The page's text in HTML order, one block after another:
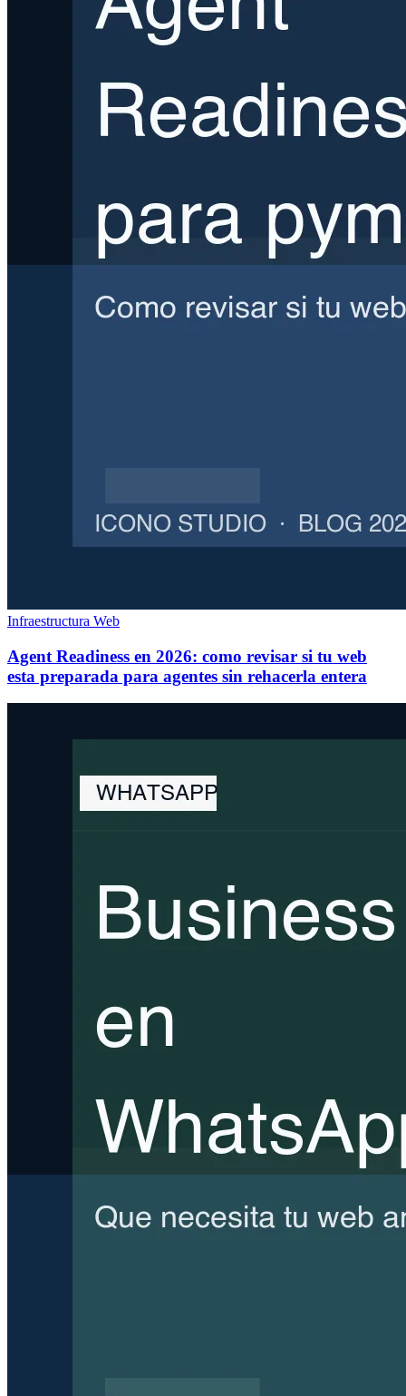
Infraestructura Web
Agent Readiness en 2026: como revisar si tu web
esta preparada para agentes sin rehacerla entera